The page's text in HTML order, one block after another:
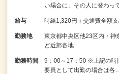
い場合に、その人に替わっ
給与 時給1,320円＋交通費全額
勤務地
東京都中央区他23区内・神
ど近郊各地
勤務時間
9：00～17：50 ※上記の時
要員として出勤の場合は各